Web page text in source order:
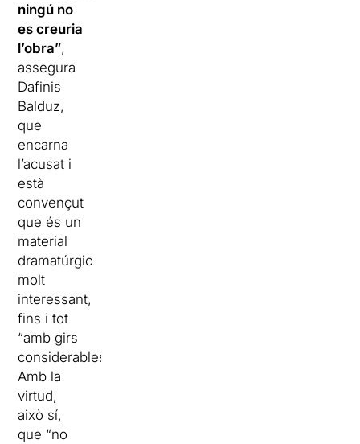
ningú no
es creuria
l’obra”,
assegura
Dafinis
Balduz,
que
encarna
l’acusat i
està
convençut
que és un
material
dramatúrgic
molt
interessant,
fins i tot
“amb girs
considerables”.
Amb la
virtud,
això sí,
que “no